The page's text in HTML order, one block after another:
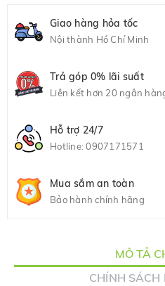
Giao hàng hỏa tốc
Nội thành Hồ Chí Minh
Trả góp 0% lãi suất
Liên kết hơn 20 ngân
Hỗ trợ 24/7
Hotline:0907171571
Mua sắm an toàn
Bảo hành chính hãng
MÔ TẢ
CHÍNH